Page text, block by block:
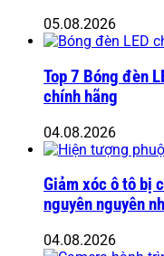
05.08.2026
Top 7 Bóng đèn
chính hãng
04.08.2026
Giảm xóc ô tô bị
nguyên nguyên
04.08.2026